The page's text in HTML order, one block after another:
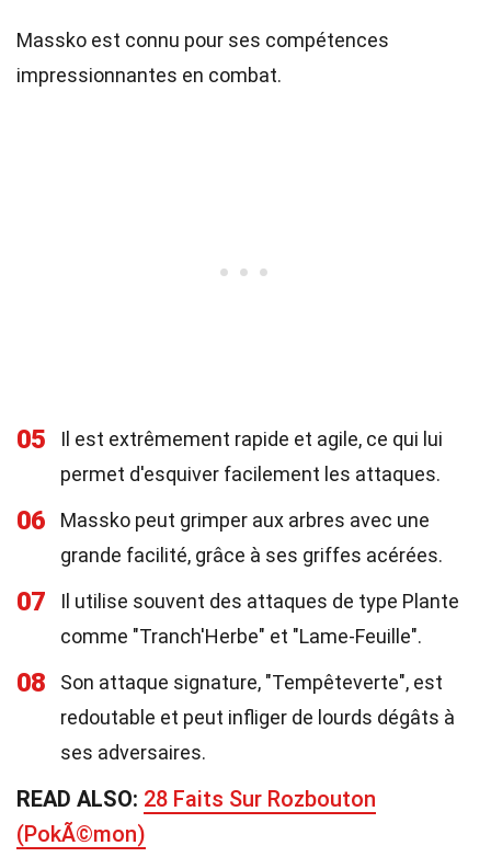
Massko est connu pour ses compétences
impressionnantes en combat.
05
Il est extrêmement rapide et agile, ce qui lui
permet d'esquiver facilement les attaques.
06
Massko peut grimper aux arbres avec une
grande facilité, grâce à ses griffes acérées.
07
Il utilise souvent des attaques de type Plante
comme "Tranch'Herbe" et "Lame-Feuille".
08
Son attaque signature, "Tempêteverte", est
redoutable et peut infliger de lourds dégâts à
ses adversaires.
READ ALSO: 28 Faits Sur Rozbouton
(PokÃ©mon)